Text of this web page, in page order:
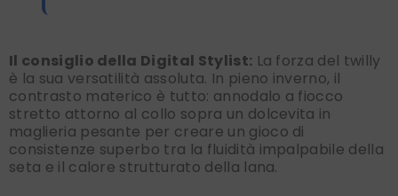
Il consiglio della Digital Stylist: La forza del twilly
è la sua versatilità assoluta. In pieno inverno, il
contrasto materico è tutto: annodalo a fiocco
stretto attorno al collo sopra un dolcevita in
maglieria pesante per creare un gioco di
consistenze superbo tra la fluidità impalpabile della
seta e il calore strutturato della lana.